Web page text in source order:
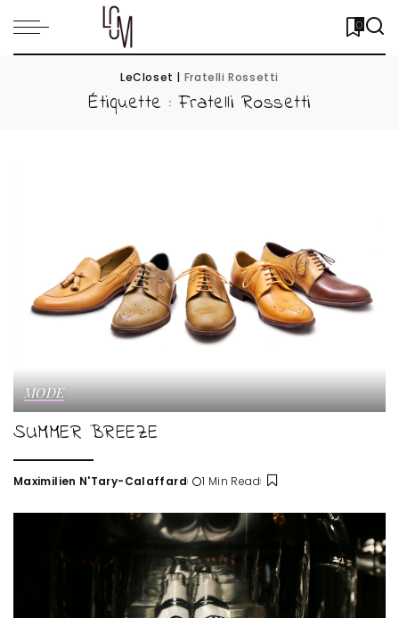
0
LeCloset | Fratelli Rossetti
Étiquette :Fratelli Rossetti
MODE
SUMMER BREEZE
Posted
Maximilien N'Tary-Calaffard 1 Min Read